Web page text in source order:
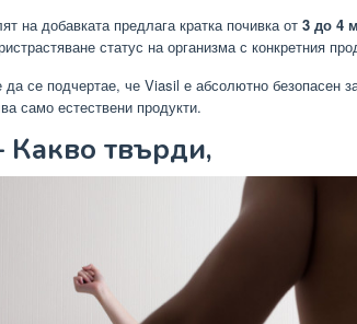
на добавката предлага кратка почивка от 3 до 4
статус на организма с конкретния
се подчертае, че Viasil е абсолютно безопасен
само естествени продукти.
Какво твърди,